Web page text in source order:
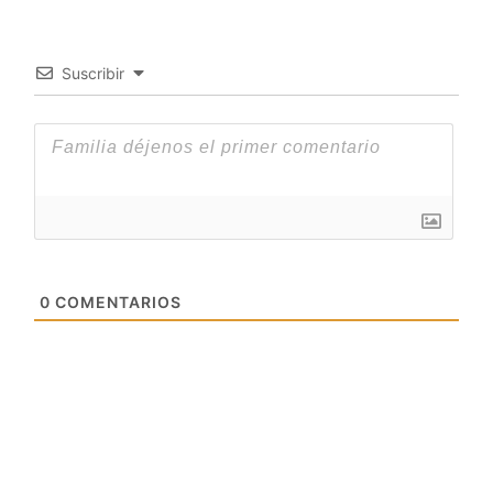
Suscribir
0 COMENTARIOS